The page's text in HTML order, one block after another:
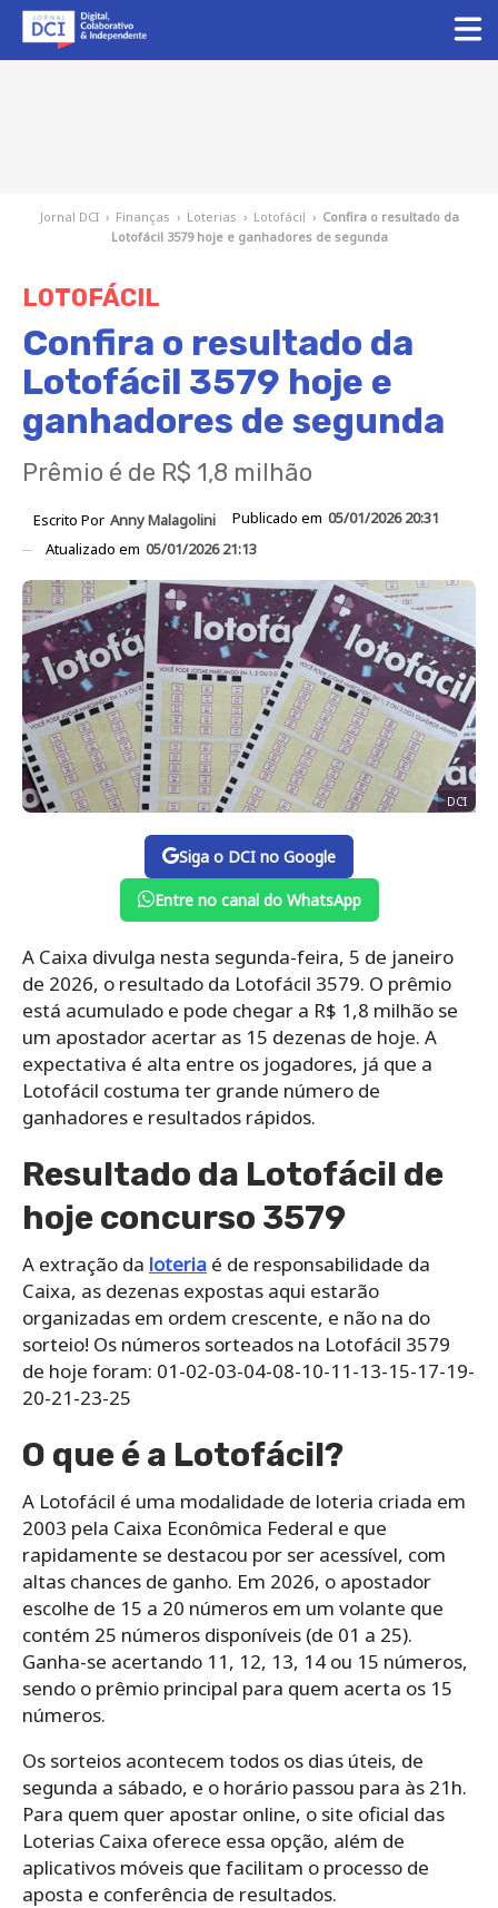
Jornal DCI › Finanças › Loterias › Lotofácil › Confira o resultado da
Lotofácil 3579 hoje e ganhadores de segunda
LOTOFÁCIL
Confira o resultado da
Lotofácil 3579 hoje e
ganhadores de segunda
Prêmio é de R$ 1,8 milhão
Escrito Por Anny Malagolini Publicado em 05/01/2026 20:31
Atualizado em 05/01/2026 21:13
DCI
Siga o DCI no Google
Entre no canal do WhatsApp
A Caixa divulga nesta segunda-feira, 5 de janeiro
de 2026, o resultado da Lotofácil 3579. O prêmio
está acumulado e pode chegar a R$ 1,8 milhão se
um apostador acertar as 15 dezenas de hoje. A
expectativa é alta entre os jogadores, já que a
Lotofácil costuma ter grande número de
ganhadores e resultados rápidos.
Resultado da Lotofácil de
hoje concurso 3579
A extração da loteria é de responsabilidade da
Caixa, as dezenas expostas aqui estarão
organizadas em ordem crescente, e não na do
sorteio! Os números sorteados na Lotofácil 3579
de hoje foram: 01-02-03-04-08-10-11-13-15-17-19-
20-21-23-25
O que é a Lotofácil?
A Lotofácil é uma modalidade de loteria criada em
2003 pela Caixa Econômica Federal e que
rapidamente se destacou por ser acessível, com
altas chances de ganho. Em 2026, o apostador
escolhe de 15 a 20 números em um volante que
contém 25 números disponíveis (de 01 a 25).
Ganha-se acertando 11, 12, 13, 14 ou 15 números,
sendo o prêmio principal para quem acerta os 15
números.
Os sorteios acontecem todos os dias úteis, de
segunda a sábado, e o horário passou para às 21h.
Para quem quer apostar online, o site oficial das
Loterias Caixa oferece essa opção, além de
aplicativos móveis que facilitam o processo de
aposta e conferência de resultados.